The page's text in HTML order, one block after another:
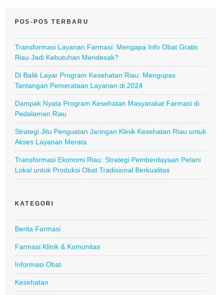
POS-POS TERBARU
Transformasi Layanan Farmasi: Mengapa Info Obat Gratis
Riau Jadi Kebutuhan Mendesak?
Di Balik Layar Program Kesehatan Riau: Mengupas
Tantangan Pemerataan Layanan di 2024
Dampak Nyata Program Kesehatan Masyarakat Farmasi di
Pedalaman Riau
Strategi Jitu Penguatan Jaringan Klinik Kesehatan Riau untuk
Akses Layanan Merata
Transformasi Ekonomi Riau: Strategi Pemberdayaan Petani
Lokal untuk Produksi Obat Tradisional Berkualitas
KATEGORI
Berita Farmasi
Farmasi Klinik & Komunitas
Informasi Obat
Kesehatan